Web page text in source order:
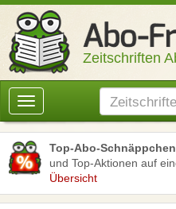
Zeitschriften
Toggle
navigation
Top-Abo-
und Top-Aktionen auf
Übersicht